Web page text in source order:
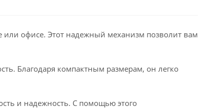
или офисе. Этот надежный механизм позволит вам
Благодаря компактным размерам, он легко
и надежность. С помощью этого